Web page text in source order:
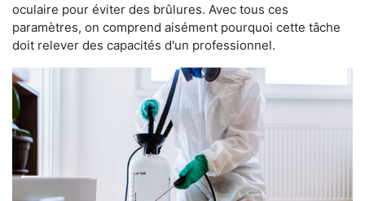
oculaire pour éviter des brûlures. Avec tous ces
paramètres, on comprend aisément pourquoi cette tâche
doit relever des capacités d'un professionnel.